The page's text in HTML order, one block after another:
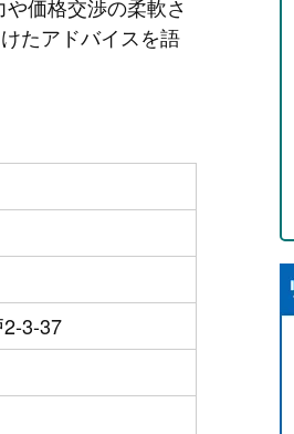
価格交渉の柔軟さ
たアドバイスを語
3-37